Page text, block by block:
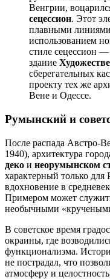
Венгрии,
сецессион. Этот
плавными
использованием
стиле сецессион —
здание
сберегательных
проекту тех же
Вене и Одессе.
Румынский и
После распада Австро-
1940), архитектура
деко и неорумынском
характерный только
вдохновение в
Примером может
необычными
В советское время
окраины, где
функционализма.
не пострадал, что
атмосферу и